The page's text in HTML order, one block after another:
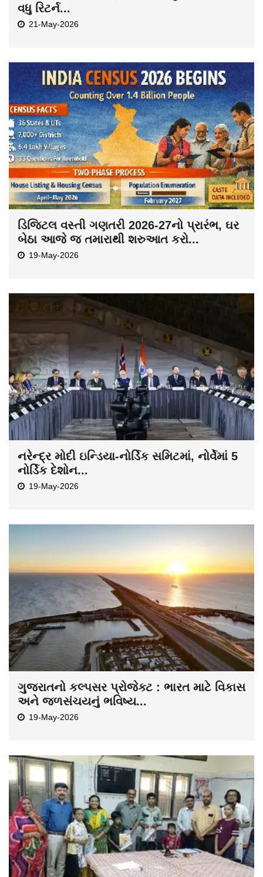
વધુ રિટર્ન...
21-May-2026
ડિજિટલ વસ્તી ગણતરી 2026-27નો પ્રારંભ, ઘર
બેઠા આજે જ તમારાથી શરુઆત કરો...
19-May-2026
નરેન્દ્ર મોદી ઇન્ડિયા-નોર્ડિક સમિટમાં, નોર્વેમાં 5
નોર્ડિક દેશોન...
19-May-2026
ગુજરાતનો કલ્પસર પ્રોજેક્ટ : ભારત માટે વિકાસ
અને જળસંચયનું ભવિષ્ય...
19-May-2026